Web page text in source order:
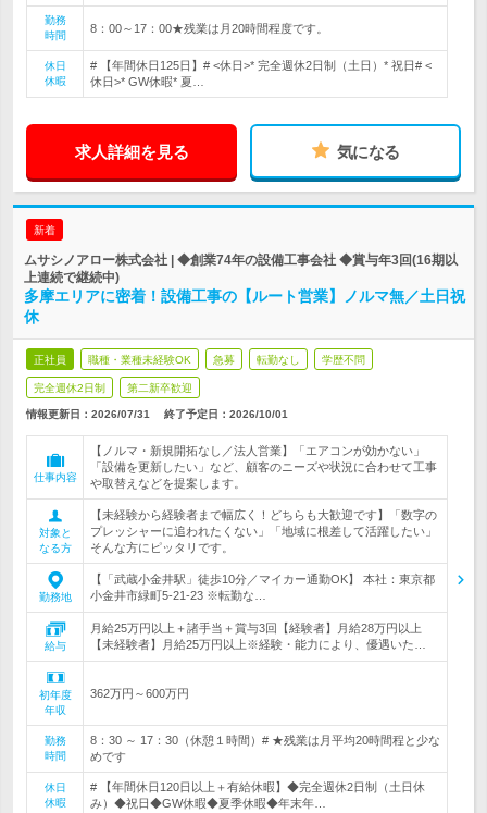
勤務
時間
8：00～17：00★残業は月20時間程度です。
休日
休暇
# 【年間休日125日】# <休日>* 完全週休2日制（土日）* 祝日# <
休日>* GW休暇* 夏…
求人詳細を見る 気になる
新着
ムサシノアロー株式会社 | ◆創業74年の設備工事会社 ◆賞与年3回(16期以
上連続で継続中)
多摩エリアに密着！設備工事の【ルート営業】ノルマ無／土日祝
休
正社員 職種・業種未経験OK 急募 転勤なし 学歴不問
完全週休2日制 第二新卒歓迎
情報更新日：2026/07/31 終了予定日： 2026/10/01
仕事内容
【ノルマ・新規開拓なし／法人営業】「エアコンが効かない」
「設備を更新したい」など、顧客のニーズや状況に合わせて工事
や取替えなどを提案します。
対象と
なる方
【未経験から経験者まで幅広く！どちらも大歓迎です】「数字の
プレッシャーに追われたくない」「地域に根差して活躍したい」
そんな方にピッタリです。
勤務地
【「武蔵小金井駅」徒歩10分／マイカー通勤OK】 本社：東京都
小金井市緑町5-21-23 ※転勤な…
給与
月給25万円以上＋諸手当＋賞与3回【経験者】月給28万円以上
【未経験者】月給25万円以上※経験・能力により、優遇いた…
初年度
年収
362万円～600万円
勤務
時間
8：30 ～ 17：30（休憩１時間）# ★残業は月平均20時間程と少な
めです
休日
休暇
# 【年間休日120日以上＋有給休暇】◆完全週休2日制（土日休
み）◆祝日◆GW休暇◆夏季休暇◆年末年…